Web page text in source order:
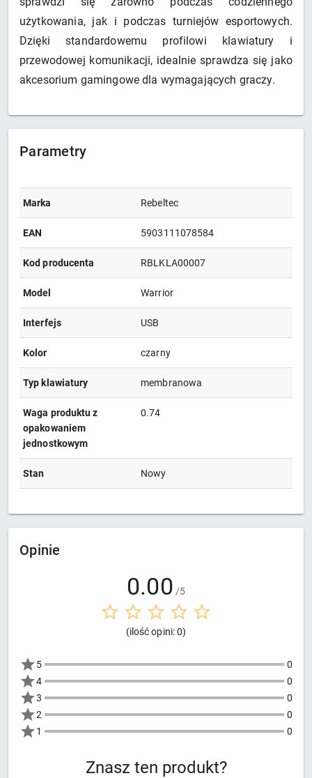
użytkowania, jak i podczas turniejów esportowych.
Dzięki standardowemu profilowi klawiatury i
przewodowej komunikacji, idealnie sprawdza się jako
akcesorium gamingowe dla wymagających graczy.
Parametry
Marka Rebeltec
EAN 5903111078584
Kod producenta RBLKLA00007
Model Warrior
Interfejs USB
Kolor czarny
Typ klawiatury membranowa
Waga produktu z
opakowaniem
jednostkowym
0.74
Stan Nowy
Opinie
0.00 /5
(ilość opini: 0)
5
0
4
0
3
0
2
0
1
0
Znasz ten produkt?